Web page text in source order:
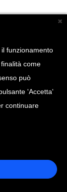
Corea
funzionamento
come
può
'Accetta'
continuare